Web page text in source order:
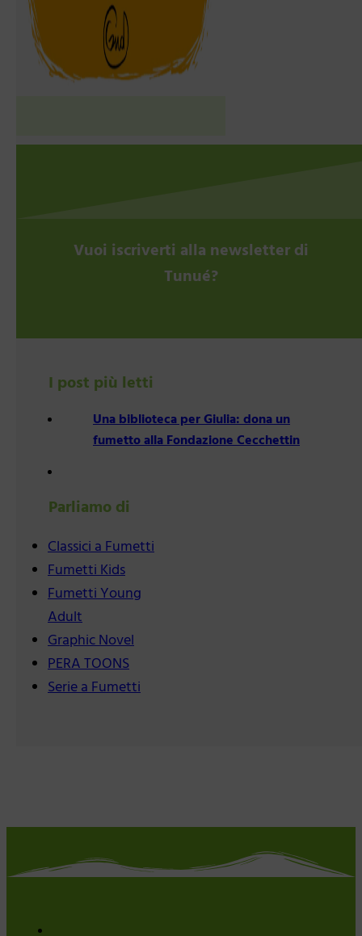
Vuoi iscriverti alla newsletter di
Tunué?
I post più letti
Una biblioteca per Giulia: dona un
fumetto alla Fondazione Cecchettin
Parliamo di
Classici a Fumetti
Fumetti Kids
Fumetti Young
Adult
Graphic Novel
PERA TOONS
Serie a Fumetti